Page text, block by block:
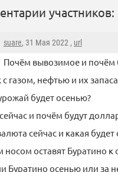
участников:
suare, 31 Мая 2022 , url
Почём вывозимое и почём
с газом, нефтью и их
будет осенью?
и почём будут
сейчас и какая
носом оставят Буратино к
Буратино осенью или за